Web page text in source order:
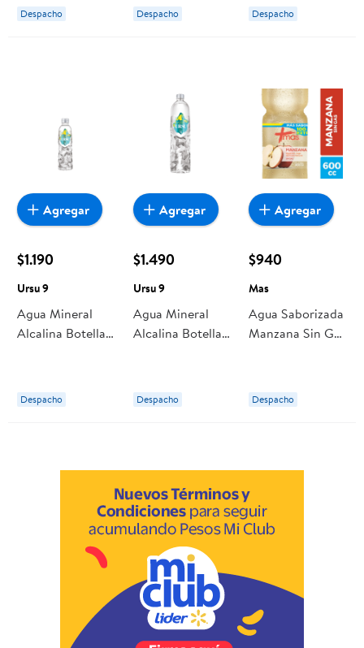
Despacho Despacho Despacho
$1.190
Ursu 9
Agua Mineral
Alcalina Botella
Despacho
Agregar
$1.490
Ursu 9
Agua Mineral
Alcalina Botella
Despacho
Agregar
$940
Mas
Agua Saborizada
Manzana Sin Gas
Despacho
Agregar